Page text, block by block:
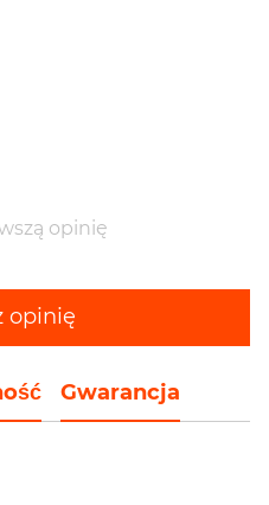
opinię
opinię
Gwarancja